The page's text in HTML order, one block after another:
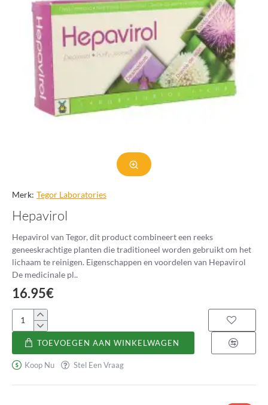
Merk: Tegor Laboratories
Hepavirol
Hepavirol van Tegor, dit product combineert een reeks
geneeskrachtige planten die traditioneel worden gebruikt om het
lichaam te reinigen. Eigenschappen en voordelen van Hepavirol
De medicinale pl..
16.95€
Hepavirol
TOEVOEGEN AAN WINKELWAGEN
Koop Nu Stel Een Vraag